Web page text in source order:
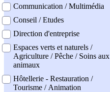
Communication / Multimédia
Conseil / Etudes
Direction d'entreprise
Espaces verts et naturels /
Agriculture / Pêche / Soins aux
animaux
Hôtellerie - Restauration /
Tourisme / Animation